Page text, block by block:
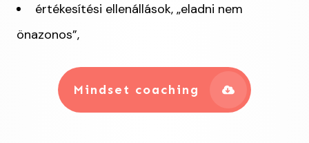
értékesítési ellenállások, „eladni nem
önazonos”,
Mindset coaching